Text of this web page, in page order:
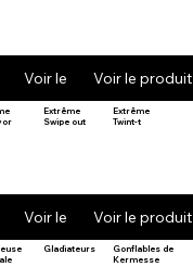
Voir le produitVoir le produit
Extrême
Swipe out
Voir le produit
Extrême
Twint-t
Voir le produit
Gladiateurs
Gonflables de
Kermesse